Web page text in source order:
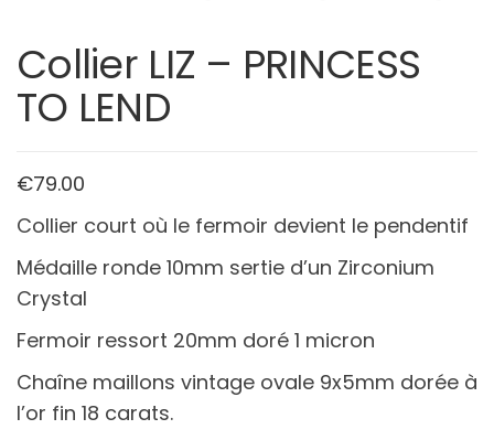
Collier LIZ – PRINCESS
TO LEND
€79.00
Collier court où le fermoir devient le pendentif
Médaille ronde 10mm sertie d’un Zirconium
Crystal
Fermoir ressort 20mm doré 1 micron
Chaîne maillons vintage ovale 9x5mm dorée à
l’or fin 18 carats.